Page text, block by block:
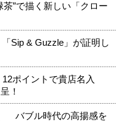
”で描く新しい「クロー
Sip & Guzzle」が証明し
ポイントで貴店名入
！
バブル時代の高揚感を